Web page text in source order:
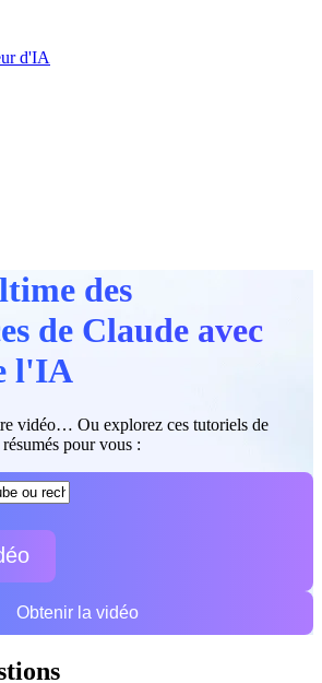
d'IA
des
de Claude avec
l'IA
vidéo… Ou explorez ces tutoriels de
pour vous :
Obtenir la vidéo